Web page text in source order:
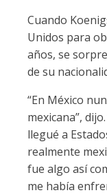
Cuando
Unidos para
años, se
de su
“En México
mexicana”,
llegué a
realmente
fue algo así
me había